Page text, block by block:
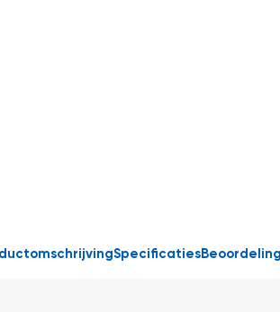
Specificaties